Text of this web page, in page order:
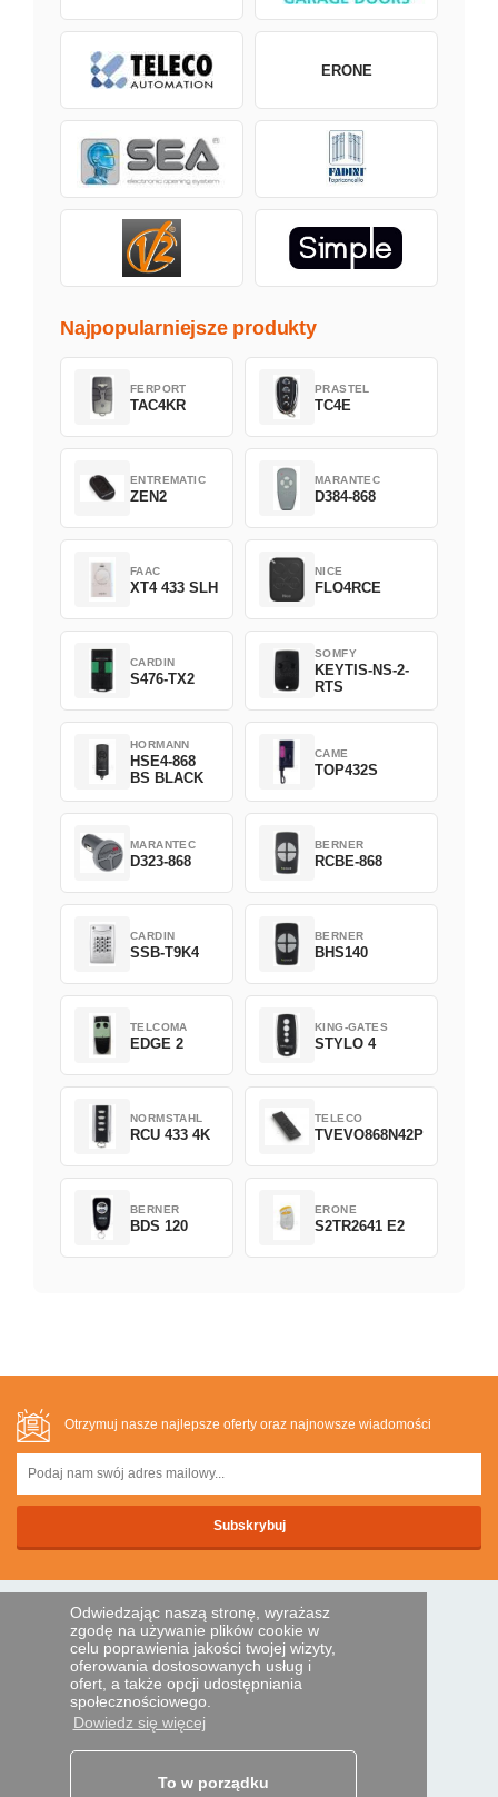
Odwiedzając naszą stronę, wyrażasz
zgodę na używanie plików cookie w
celu poprawienia jakości twojej wizyty,
oferowania dostosowanych usług i
ofert, a także opcji udostępniania
społecznościowego.
Dowiedz się więcej
To w porządku
ERONE
Najpopularniejsze produkty
FERPORT
TAC4KR
PRASTEL
TC4E
ENTREMATIC
ZEN2
MARANTEC
D384-868
FAAC
XT4 433 SLH
NICE
FLO4RCE
CARDIN
S476-TX2
SOMFY
KEYTIS-NS-2-
RTS
HORMANN
HSE4-868
BS BLACK
CAME
TOP432S
MARANTEC
D323-868
BERNER
RCBE-868
CARDIN
SSB-T9K4
BERNER
BHS140
TELCOMA
EDGE 2
KING-GATES
STYLO 4
NORMSTAHL
RCU 433 4K
TELECO
TVEVO868N42P
BERNER
BDS 120
ERONE
S2TR2641 E2
Otrzymuj nasze najlepsze oferty oraz najnowsze wiadomości
BEZPIECZNA PLATNOSC
Przelewem
POMOC I USŁUGI
Śledź swoje zamówienie